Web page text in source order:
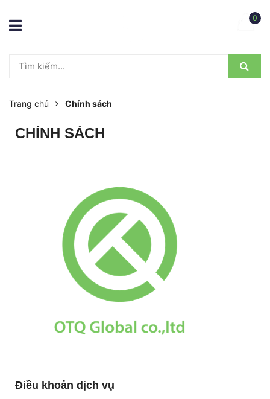
0
Trang chủ Chính sách
CHÍNH SÁCH
Điều khoản dịch vụ